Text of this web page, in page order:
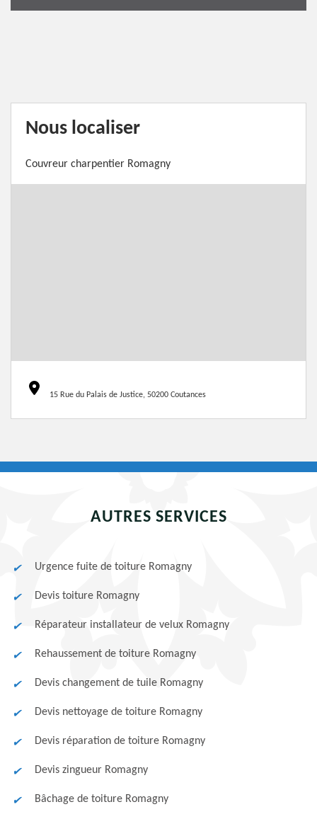
Nous localiser
Couvreur charpentier Romagny
15 Rue du Palais de Justice, 50200 Coutances
AUTRES SERVICES
Urgence fuite de toiture Romagny
Devis toiture Romagny
Réparateur installateur de velux Romagny
Rehaussement de toiture Romagny
Devis changement de tuile Romagny
Devis nettoyage de toiture Romagny
Devis réparation de toiture Romagny
Devis zingueur Romagny
Bâchage de toiture Romagny